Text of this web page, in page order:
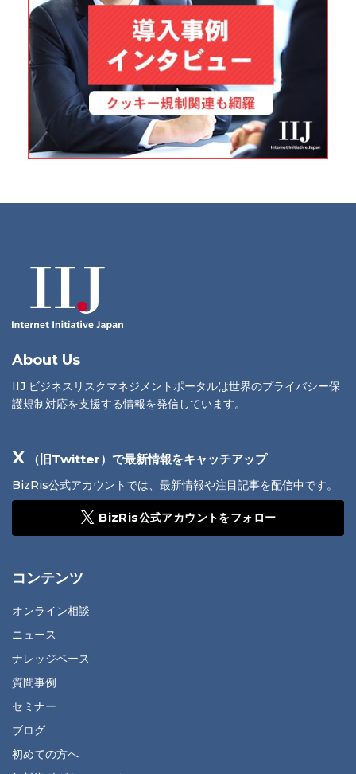
About Us
IIJ ビジネスリスクマネジメントポータルは世界のプライバシー保
護規制対応を支援する情報を発信しています。
X （旧Twitter）で最新情報をキャッチアップ
BizRis公式アカウントでは、最新情報や注目記事を配信中です。
BizRis公式アカウントをフォロー
コンテンツ
オンライン相談
ニュース
ナレッジベース
質問事例
セミナー
ブログ
初めての方へ